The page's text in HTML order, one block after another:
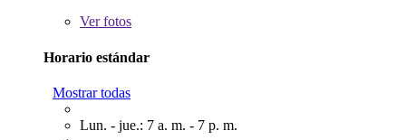
Verfotos
Horario estándar
Mostrar todas
Lun. - jue.: 7 a. m. - 7 p. m.